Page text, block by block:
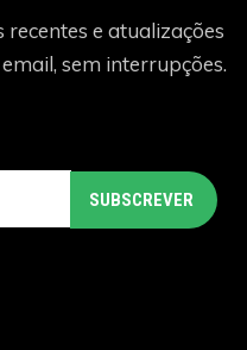
e atualizações
sem interrupções.